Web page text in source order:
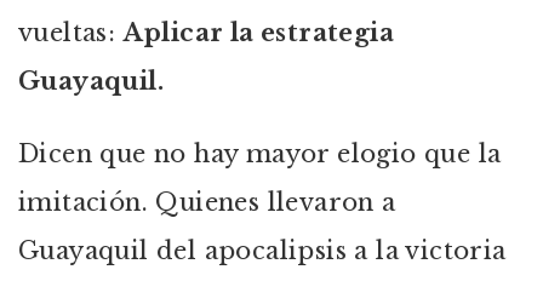
vueltas:Aplicar la estrategia
Guayaquil.
Dicen que no hay mayor elogio que la
imitación. Quienes llevaron a
Guayaquil del apocalipsis a la victoria